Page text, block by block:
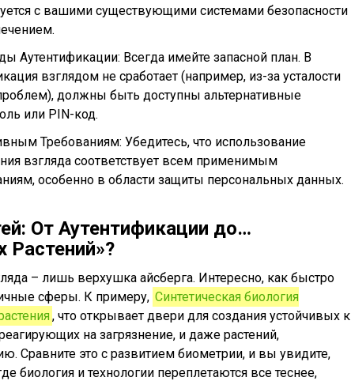
с вашими существующими системами безопасности
Аутентификации: Всегда имейте запасной план. В
взглядом не сработает (например, из-за усталости
должны быть доступны альтернативные
или PIN-код.
Требованиям: Убедитесь, что использование
взгляда соответствует всем применимым
особенно в области защиты персональных данных.
От Аутентификации до…
– лишь верхушка айсберга. Интересно, как быстро
сферы. К примеру, Синтетическая биология
, что открывает двери для создания устойчивых к
на загрязнение, и даже растений,
Сравните это с развитием биометрии, и вы увидите,
биология и технологии переплетаются все теснее,